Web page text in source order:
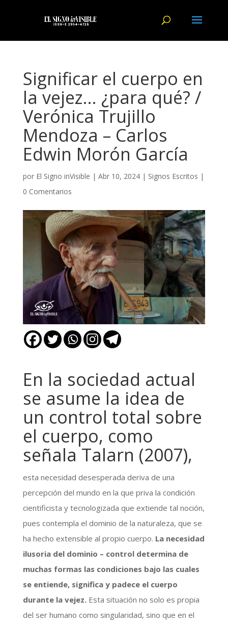
Significar el cuerpo en
la vejez… ¿para qué? /
Verónica Trujillo
Mendoza – Carlos
Edwin Morón García
por El Signo inVisible | Abr 10, 2024| Signos Escritos |
0 Comentarios
En la sociedad actual
se asume la idea de
un control total sobre
el cuerpo, como
señala Talarn (2007),
esta necesidad desesperada deriva de una
percepción del mundo en la que priva la condición
cientificista y tecnologizada que extiende tal noción,
pues contempla el dominio de la naturaleza, que se
ha hecho extensible al propio cuerpo. La necesidad
ilusoria del dominio – control determina de
muchas formas las condiciones bajo las cuales
se entiende, significa y padece el cuerpo
durante la vejez.Esta situación no solo es propia
del ser humano como singularidad, sino que en el